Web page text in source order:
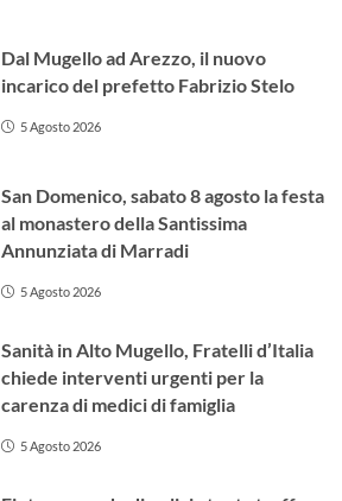
Dal Mugello ad Arezzo, il nuovo
incarico del prefetto Fabrizio Stelo
5 Agosto 2026
San Domenico, sabato 8 agosto la festa
al monastero della Santissima
Annunziata di Marradi
5 Agosto 2026
Sanità in Alto Mugello, Fratelli d’Italia
chiede interventi urgenti per la
carenza di medici di famiglia
5 Agosto 2026